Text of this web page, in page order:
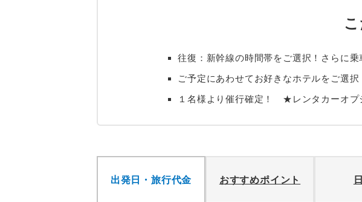
往復：新幹線の時間帯をご選択！さらに
ご予定にあわせてお好きなホテルをご選
１名様より催行確定！ ★レンタカーオプ
出発日・旅行代金 おすすめポイント